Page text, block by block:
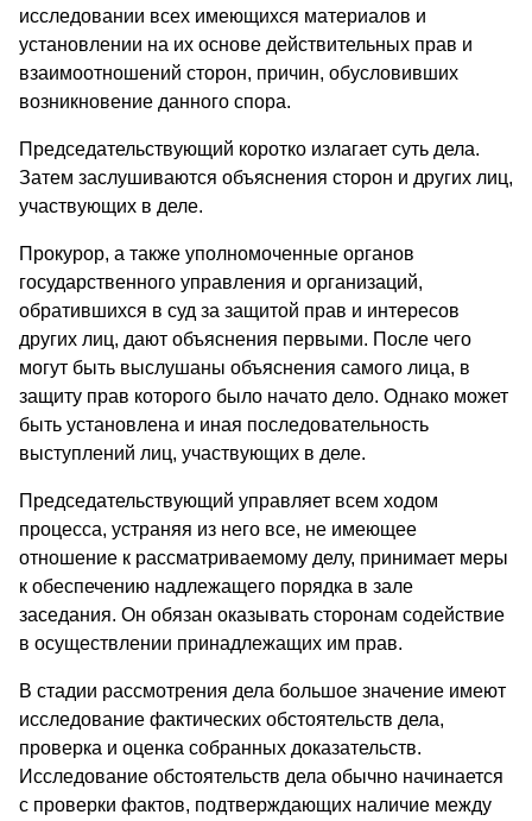
исследовании всех имеющихся материалов и
установлении на их основе действительных прав и
взаимоотношений сторон, причин, обусловивших
возникновение данного спора.
Председательствующий коротко излагает суть дела.
Затем заслушиваются объяснения сторон и других лиц,
участвующих в деле.
Прокурор, а также уполномоченные органов
государственного управления и организаций,
обратившихся в суд за защитой прав и интересов
других лиц, дают объяснения первыми. После чего
могут быть выслушаны объяснения самого лица, в
защиту прав которого было начато дело. Однако может
быть установлена и иная последовательность
выступлений лиц, участвующих в деле.
Председательствующий управляет всем ходом
процесса, устраняя из него все, не имеющее
отношение к рассматриваемому делу, принимает меры
к обеспечению надлежащего порядка в зале
заседания. Он обязан оказывать сторонам содействие
в осуществлении принадлежащих им прав.
В стадии рассмотрения дела большое значение имеют
исследование фактических обстоятельств дела,
проверка и оценка собранных доказательств.
Исследование обстоятельств дела обычно начинается
с проверки фактов, подтверждающих наличие между